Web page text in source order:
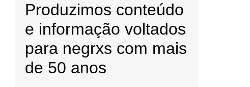
Produzimos conteúdo
e informação voltados
para negrxs com mais
de 50 anos